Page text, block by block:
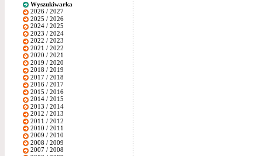
Wyszukiwarka
2026 / 2027
2025 / 2026
2024 / 2025
2023 / 2024
2022 / 2023
2021 / 2022
2020 / 2021
2019 / 2020
2018 / 2019
2017 / 2018
2016 / 2017
2015 / 2016
2014 / 2015
2013 / 2014
2012 / 2013
2011 / 2012
2010 / 2011
2009 / 2010
2008 / 2009
2007 / 2008